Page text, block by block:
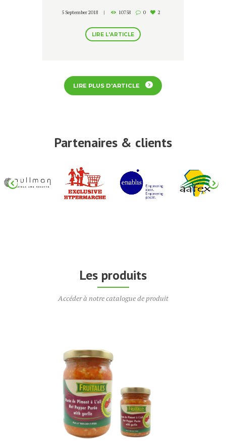
5 September 2018 10758 0 2
LIRE L'ARTICLE
LIRE PLUS D'ARTICLE
Partenaires & clients
Les produits
Accéder à notre catalogue de produit